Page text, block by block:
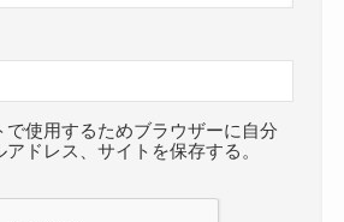
で使用するためブラウザーに自分
ドレス、サイトを保存する。